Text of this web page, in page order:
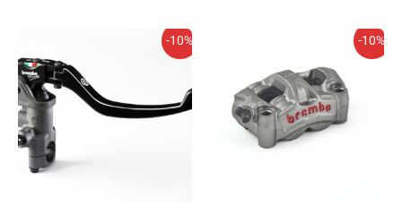
-10%
era:
404,53€.
precio
364,08€.
-10%
original
era:
398,09€.
precio
actual
es:
358,28€.